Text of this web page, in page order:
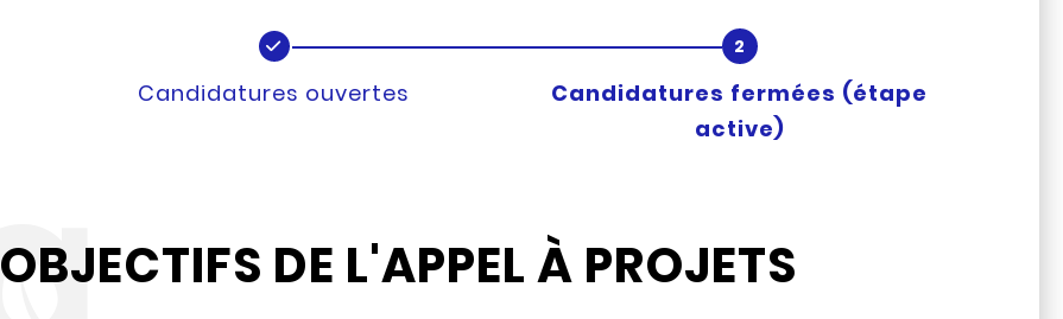
Candidatures ouvertes Candidatures fermées (étape
active)
OBJECTIFS DE L'APPEL À PROJETS